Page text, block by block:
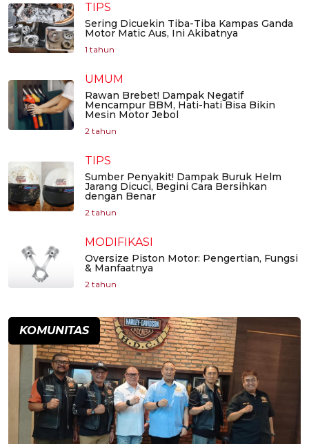
TIPS
Sering Dicuekin Tiba-Tiba Kampas Ganda
Motor Matic Aus, Ini Akibatnya
1 tahun
UMUM
Rawan Brebet! Dampak Negatif
Mencampur BBM, Hati-hati Bisa Bikin
Mesin Motor Jebol
2 tahun
TIPS
Sumber Penyakit! Dampak Buruk Helm
Jarang Dicuci, Begini Cara Bersihkan
dengan Benar
2 tahun
MODIFIKASI
Oversize Piston Motor: Pengertian, Fungsi
& Manfaatnya
2 tahun
KOMUNITAS